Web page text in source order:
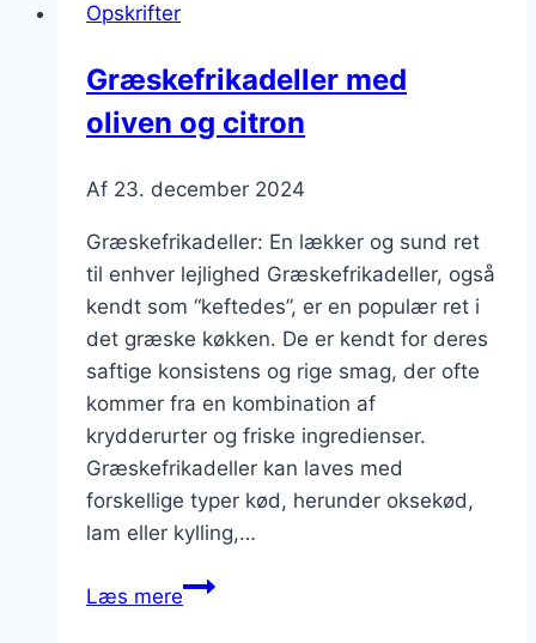
Opskrifter
Græskefrikadeller med
oliven og citron
Af 23. december 2024
Græskefrikadeller: En lækker og sund ret
til enhver lejlighed Græskefrikadeller, også
kendt som “keftedes”, er en populær ret i
det græske køkken. De er kendt for deres
saftige konsistens og rige smag, der ofte
kommer fra en kombination af
krydderurter og friske ingredienser.
Græskefrikadeller kan laves med
forskellige typer kød, herunder oksekød,
lam eller kylling,…
Læs mereGræskefrikadeller